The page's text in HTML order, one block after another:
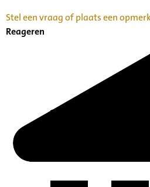
Stel een vraag of plaats een
Reageren